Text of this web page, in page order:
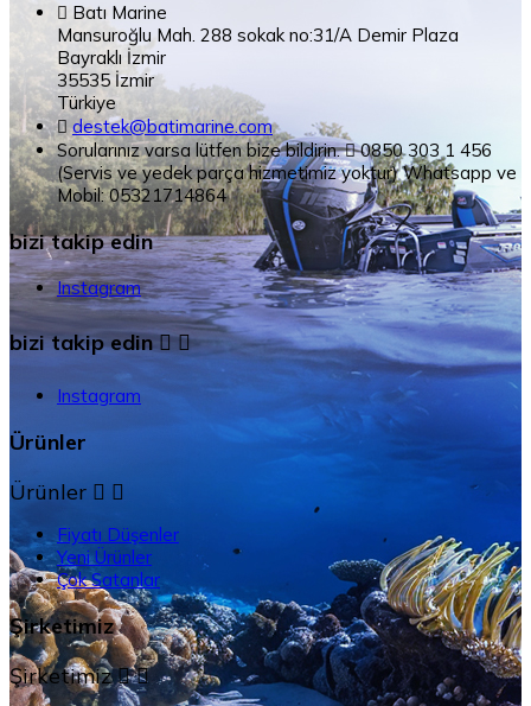
 Batı Marine
Mansuroğlu Mah. 288 sokak no:31/A Demir Plaza
Bayraklı İzmir
35535 İzmir
Türkiye
 destek@batimarine.com
Sorularınız varsa lütfen bize bildirin.  0850 303 1 456
(Servis ve yedek parça hizmetimiz yoktur) Whatsapp ve
Mobil: 05321714864
bizi takip edin
Instagram
bizi takip edin 
Instagram
Ürünler
Ürünler  
Fiyatı Düşenler
Yeni Ürünler
Çok Satanlar
Şirketimiz
Şirketimiz  